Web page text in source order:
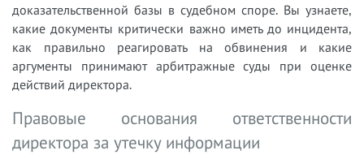
доказательственной базы в судебном споре. Вы узнаете,
какие документы критически важно иметь до инцидента,
как правильно реагировать на обвинения и какие
аргументы принимают арбитражные суды при оценке
действий директора.
Правовые основания ответственности
директора за утечку информации